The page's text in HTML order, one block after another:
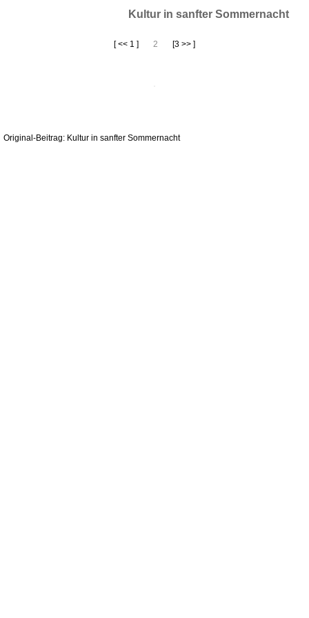
Kultur in sanfter Sommernacht
[ << 1 ] 2 [3 >> ]
Original-Beitrag: Kultur in sanfter Sommernacht